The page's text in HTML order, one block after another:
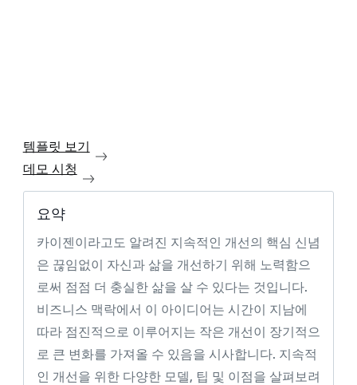
템플릿 보기
데모 시청
요약
카이젠이라고도 알려진 지속적인 개선의 핵심 신념
은 끊임없이 자신과 삶을 개선하기 위해 노력함으
로써 점점 더 충실한 삶을 살 수 있다는 것입니다.
비즈니스 맥락에서 이 아이디어는 시간이 지남에
따라 점진적으로 이루어지는 작은 개선이 장기적으
로 큰 변화를 가져올 수 있음을 시사합니다. 지속적
인 개선을 위한 다양한 모델, 팁 및 이점을 살펴보려